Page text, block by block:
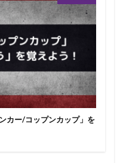
カー/コップンカップ」を